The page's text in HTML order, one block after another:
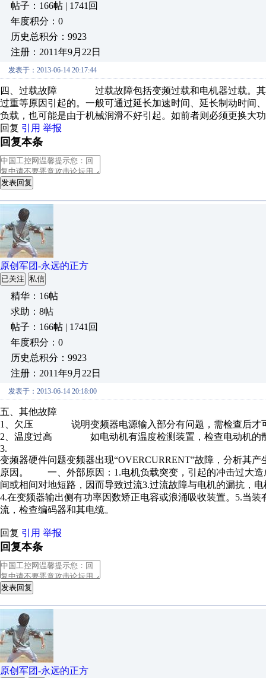
帖子：166帖 | 1741回
年度积分：0
历史总积分：9923
注册：2011年9月22日
发表于：2013-06-14 20:17:44
四、过载故障 过载故障包括变频过载和电机器过载。其
过重等原因引起的。一般可通过延长加速时间、延长制动时间
负载，也可能是由于机械润滑不好引起。如前者则必须更换
回复 引用 举报
回复本条
发表回复
原创军团-永远的正方
已关注 私信
精华：16帖
求助：8帖
帖子：166帖 | 1741回
年度积分：0
历史总积分：9923
注册：2011年9月22日
发表于：2013-06-14 20:18:00
五、其他故障
1、欠压 说明变频器电源输入部分有问题，需检
2、温度过高 如电动机有温度检测装置，检查电动机的散
3.
变频器硬件问题变频器出现“OVERCURRENT”故障，分析其
原因。 一、外部原因：1.电机负载突变，引起的冲击过大造
间或相间对地短路，因而导致过流3.过流故障与电机的漏抗，
4.在变频器输出侧有功率因数矫正电容或浪涌吸收装置。5.当
流，检查编码器和其电缆。
回复 引用 举报
回复本条
发表回复
原创军团-永远的正方